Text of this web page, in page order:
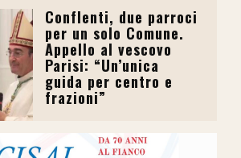
Conflenti, due parroci
per un solo Comune.
Appello al vescovo
Parisi: “Un’unica
guida per centro e
frazioni”